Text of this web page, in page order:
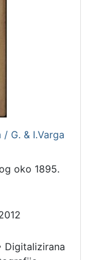
G. & I.Varga
oko 1895.
Digitalizirana